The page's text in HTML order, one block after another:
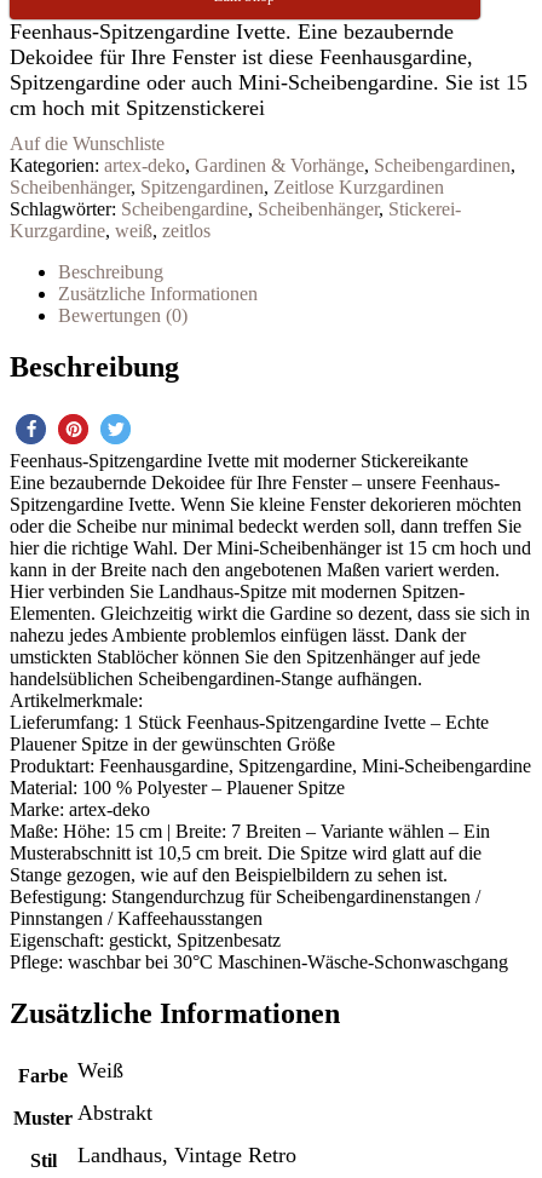
Feenhaus-Spitzengardine Ivette. Eine bezaubernde
Dekoidee für Ihre Fenster ist diese Feenhausgardine,
Spitzengardine oder auch Mini-Scheibengardine. Sie ist 15
cm hoch mit Spitzenstickerei
Auf die Wunschliste
Kategorien: artex-deko, Gardinen & Vorhänge, Scheibengardinen,
Scheibenhänger, Spitzengardinen, Zeitlose Kurzgardinen
Schlagwörter: Scheibengardine, Scheibenhänger, Stickerei-
Kurzgardine, weiß, zeitlos
Beschreibung
Zusätzliche Informationen
Bewertungen (0)
Beschreibung
Feenhaus-Spitzengardine Ivette mit moderner Stickereikante
Eine bezaubernde Dekoidee für Ihre Fenster – unsere Feenhaus-
Spitzengardine Ivette. Wenn Sie kleine Fenster dekorieren möchten
oder die Scheibe nur minimal bedeckt werden soll, dann treffen Sie
hier die richtige Wahl. Der Mini-Scheibenhänger ist 15 cm hoch und
kann in der Breite nach den angebotenen Maßen variert werden.
Hier verbinden Sie Landhaus-Spitze mit modernen Spitzen-
Elementen. Gleichzeitig wirkt die Gardine so dezent, dass sie sich in
nahezu jedes Ambiente problemlos einfügen lässt. Dank der
umstickten Stablöcher können Sie den Spitzenhänger auf jede
handelsüblichen Scheibengardinen-Stange aufhängen.
Artikelmerkmale:
Lieferumfang: 1 Stück Feenhaus-Spitzengardine Ivette – Echte
Plauener Spitze in der gewünschten Größe
Produktart: Feenhausgardine, Spitzengardine, Mini-Scheibengardine
Material: 100 % Polyester – Plauener Spitze
Marke: artex-deko
Maße: Höhe: 15 cm | Breite: 7 Breiten – Variante wählen – Ein
Musterabschnitt ist 10,5 cm breit. Die Spitze wird glatt auf die
Stange gezogen, wie auf den Beispielbildern zu sehen ist.
Befestigung: Stangendurchzug für Scheibengardinenstangen /
Pinnstangen / Kaffeehausstangen
Eigenschaft: gestickt, Spitzenbesatz
Pflege: waschbar bei 30°C Maschinen-Wäsche-Schonwaschgang
Zusätzliche Informationen
Farbe Weiß
Muster Abstrakt
Stil Landhaus, Vintage Retro